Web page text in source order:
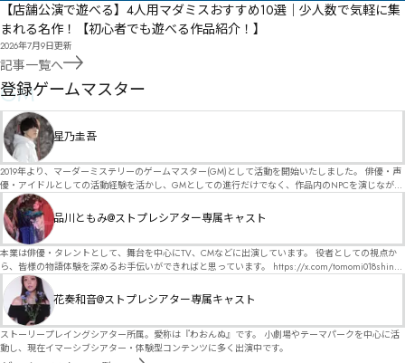
【店舗公演で遊べる】4人用マダミスおすすめ10選｜少人数で気軽に集
まれる名作！【初心者でも遊べる作品紹介！】
2026年7月9日更新
記事一覧へ
GM
登録ゲームマスター
星乃圭吾
2019年より、マーダーミステリーのゲームマスター(GM)として活動を開始いたしました。 俳優・声
優・アイドルとしての活動経験を活かし、GMとしての進行だけでなく、作品内のNPCを演じなが
ら、お客様に物語の世界へ入り込んでいただくような演出・サービスを得意としています。 自分自
身でも作品制作を行っているので、作家さんが作品に込めた想いや意図を大切にしながら、その作
品の魅力をお客様に届けられるような公演を心がけています。 参加してくださる皆様がどんなエン
ディングを迎えるのか、どんな物語が生まれるのかを想像しながら、公演を進めていく時間が本当
に大好きです！ 対応可能作品は、オフライン（対面）作品のみとなります。 得意分野をひとつ挙げ
るなら恋愛もの（恋愛要素を含むシナリオ）ですが、ファンタジー、デスゲーム、青春ものなど、
ジャンルを問わず幅広く対応可能です！お任せください！ 《所属団体・店舗》 ★ Lanbelysma -ラン
ビリズマ- (代表・制作・GM) ★ ストーリープレイングシアター (GM) ★ フィネガンズ ウェイク
(GM)
品川ともみ@ストプレシアター専属キャスト
本業は俳優・タレントとして、舞台を中心にTV、CMなどに出演しています。 役者としての視点か
ら、皆様の物語体験を深めるお手伝いができればと思っています。 https://x.com/tomomi018shin?
s=11 活動内容はSNSにて投稿しています。 SPT所属。 ストーリープレイングシアター「星詠みの
標」にてGMデビュー。 ボードゲーム×体感型演劇 イマーシブカフェ「コアクト」(不定期開催)出
演中。
花奏和音@ストプレシアター専属キャスト
ストーリープレイングシアター所属。愛称は『わおんぬ』です。 小劇場やテーマパークを中心に活
動し、現在イマーシブシアター・体験型コンテンツに多く出演中です。